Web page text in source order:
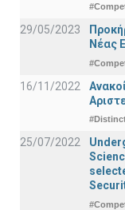
29/05/2023
Νέας
16/11/2022
25/07/2022